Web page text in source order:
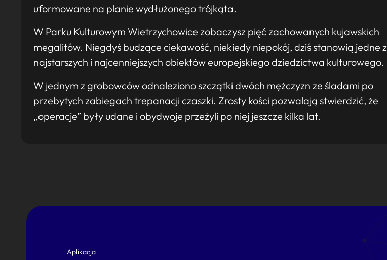
uformowane na planie wydłużonego trójkąta.
W Parku Kulturowym Wietrzychowice zobaczysz pięć zachowanych kujawskich
megalitów. Niegdyś budzące ciekawość, niekiedy niepokój, dziś stanowią jedne z
najstarszych i najcenniejszych obiektów europejskiego dziedzictwa kulturowego.
W jednym z grobowców odnaleziono szczątki dwóch mężczyzn ze śladami po
przebytych zabiegach trepanacji czaszki. Zrosty kości pozwalają stwierdzić, że
„operacje” były udane i obydwoje przeżyli po niej jeszcze kilka lat.
Aplikacja